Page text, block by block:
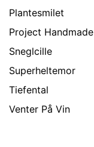
Plantesmilet
Project Handmade
Sneglcille
Superheltemor
Tiefental
Venter På Vin